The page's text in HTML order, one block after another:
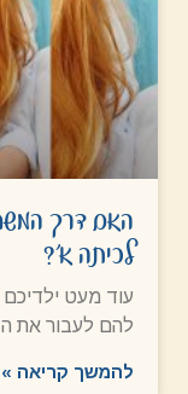
האם דרך
לכיתה א'?
עוד מעט ילדיכם
להם לעבור את
להמשך קריאה »